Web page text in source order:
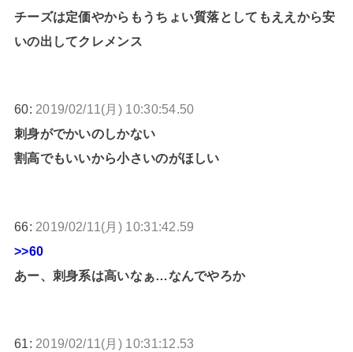
チーズは定価やからもうちょい質落としてもええから安
いの出してクレメンス
60: 2019/02/11(月) 10:30:54.50
刺身がでかいのしかない
割高でもいいから小さいのがほしい
66: 2019/02/11(月) 10:31:42.59
>>60
あー、刺身系は高いなぁ…なんでやろか
61: 2019/02/11(月) 10:31:12.53